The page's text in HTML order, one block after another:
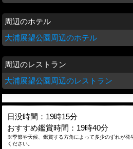
周辺のホテル
大浦展望公園周辺のホテル
周辺のレストラン
大浦展望公園周辺のレストラン
日没時間：19時15分
おすすめ鑑賞時間：19時40分
※季節や天候、鑑賞する方角によって多少のずれが発
ください。